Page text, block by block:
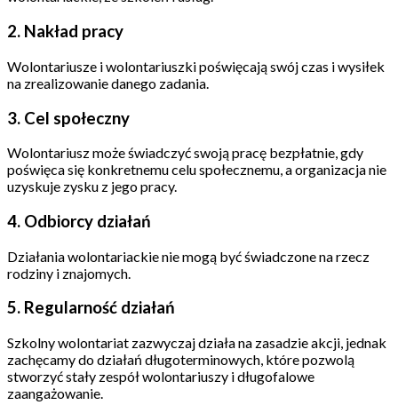
2. Nakład pracy
Wolontariusze i wolontariuszki poświęcają swój czas i wysiłek
na zrealizowanie danego zadania.
3. Cel społeczny
Wolontariusz może świadczyć swoją pracę bezpłatnie, gdy
poświęca się konkretnemu celu społecznemu, a organizacja nie
uzyskuje zysku z jego pracy.
4. Odbiorcy działań
Działania wolontariackie nie mogą być świadczone na rzecz
rodziny i znajomych.
5. Regularność działań
Szkolny wolontariat zazwyczaj działa na zasadzie akcji, jednak
zachęcamy do działań długoterminowych, które pozwolą
stworzyć stały zespół wolontariuszy i długofalowe
zaangażowanie.